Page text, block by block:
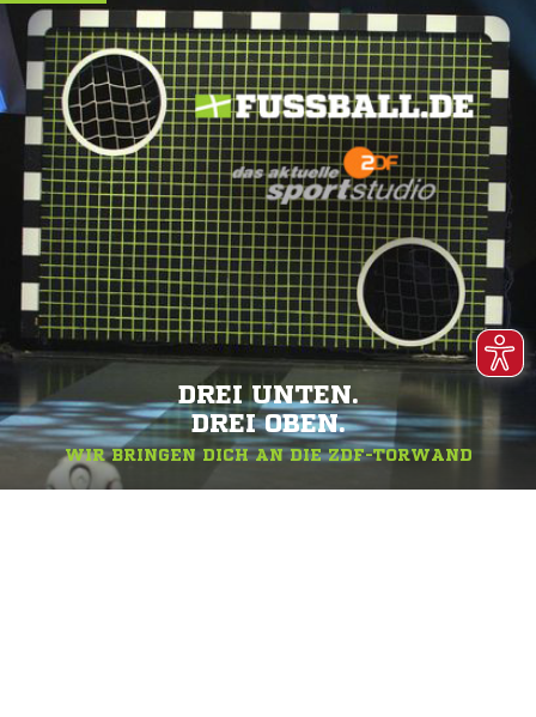
DREI UNTEN.
DREI OBEN.
WIR BRINGEN DICH AN DIE ZDF-TORWAND